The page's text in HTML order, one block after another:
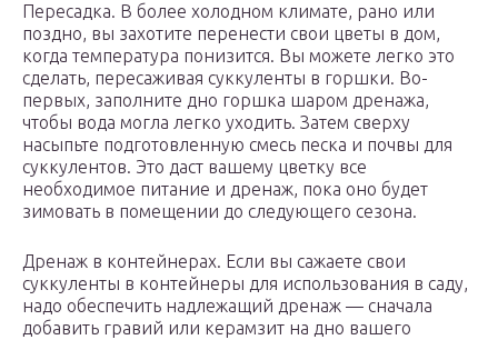
Пересадка. В более холодном климате, рано или
поздно, вы захотите перенести свои цветы в дом,
когда температура понизится. Вы можете легко это
сделать, пересаживая суккуленты в горшки. Во-
первых, заполните дно горшка шаром дренажа,
чтобы вода могла легко уходить. Затем сверху
насыпьте подготовленную смесь песка и почвы для
суккулентов. Это даст вашему цветку все
необходимое питание и дренаж, пока оно будет
зимовать в помещении до следующего сезона.
Дренаж в контейнерах. Если вы сажаете свои
суккуленты в контейнеры для использования в саду,
надо обеспечить надлежащий дренаж — сначала
добавить гравий или керамзит на дно вашего